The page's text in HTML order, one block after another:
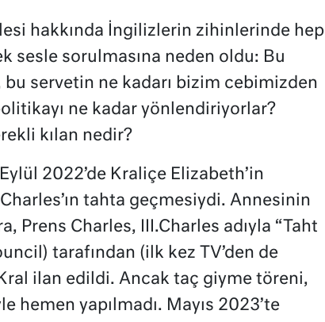
hakkında İngilizlerin zihinlerinde hep
sesle sorulmasına neden oldu: Bu
servetin ne kadarı bizim cebimizden
ne kadar yönlendiriyorlar?
kılan nedir?
2022’de Kraliçe Elizabeth’in
tahta geçmesiydi. Annesinin
Prens Charles, III.Charles adıyla “Taht
tarafından (ilk kez TV’den de
ilan edildi. Ancak taç giyme töreni,
hemen yapılmadı. Mayıs 2023’te